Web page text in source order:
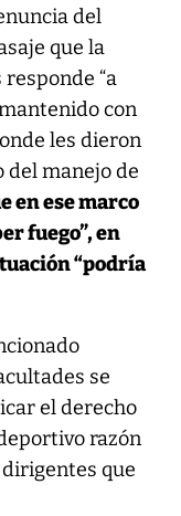
del
que la
“a
con
les dieron
del manejo de
en ese marco
fuego”, en
“podría
se
el derecho
razón
que